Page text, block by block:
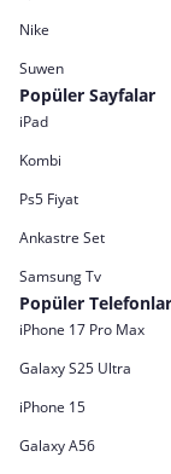
Nike
Suwen
Popüler Sayfalar
iPad
Kombi
Ps5 Fiyat
Ankastre Set
Samsung Tv
Popüler Telefonlar
iPhone 17 Pro Max
Galaxy S25 Ultra
iPhone 15
Galaxy A56